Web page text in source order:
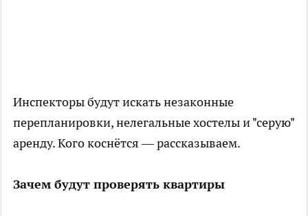
Инспекторы будут искать незаконные
перепланировки, нелегальные хостелы и "серую"
аренду. Кого коснётся — рассказываем.
Зачем будут проверять квартиры